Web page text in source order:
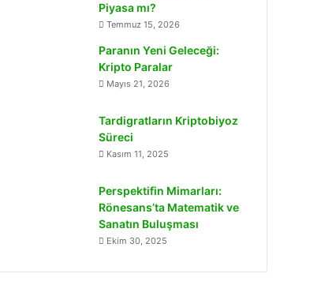
Piyasa mı?
Temmuz 15, 2026
Paranın Yeni Geleceği:
Kripto Paralar
Mayıs 21, 2026
Tardigratların Kriptobiyoz
Süreci
Kasım 11, 2025
Perspektifin Mimarları:
Rönesans’ta Matematik ve
Sanatın Buluşması
Ekim 30, 2025